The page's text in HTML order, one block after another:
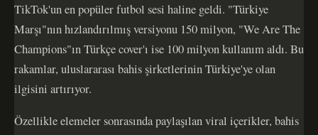
TikTok'un en popüler futbol sesi haline geldi. "Türkiye
Marşı"nın hızlandırılmış versiyonu 150 milyon, "We Are The
Champions"ın Türkçe cover'ı ise 100 milyon kullanım aldı. Bu
rakamlar, uluslararası bahis şirketlerinin Türkiye'ye olan
ilgisini artırıyor.
Özellikle elemeler sonrasında paylaşılan viral içerikler, bahis